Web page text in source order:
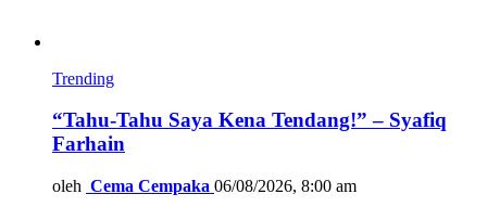
Trending
“Tahu-Tahu Saya Kena Tendang!” – Syafiq
Farhain
oleh Cema Cempaka 06/08/2026, 8:00 am